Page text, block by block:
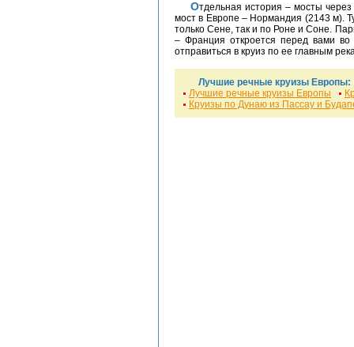
Отдельная история – мосты через Сену, например, самый протяженный подвесной
мост в Европе – Нормандия (2143 м).
только Сене, так и по Роне и Соне.
– Франция откроется перед вами
отправиться в круиз по ее главным
Лучшие речные круизы Европы:
Лучшие речные круизы Европы
Круизы по Дунаю из Пассау и